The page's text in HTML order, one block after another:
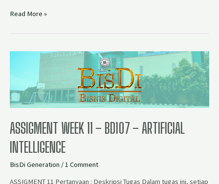
Read More »
ASSIGMENT WEEK 11 – BD107 – ARTIFICIAL
INTELLIGENCE
BisDi Generation /1 Comment
ASSIGMENT 11 Pertanyaan : Deskripsi Tugas Dalam tugas ini, setiap